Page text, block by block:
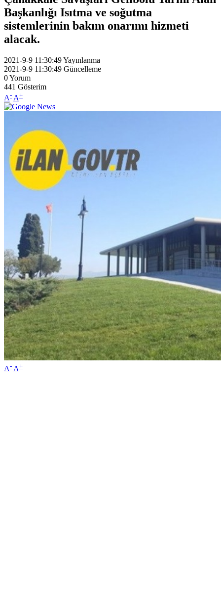
Başkanlığı Isıtma ve soğutma
sistemlerinin bakım onarımı hizmeti
alacak.
2021-9-9 11:30:49Yayınlanma
2021-9-9 11:30:49 Güncelleme
0Yorum
441 Gösterim
A- A+
A- A+